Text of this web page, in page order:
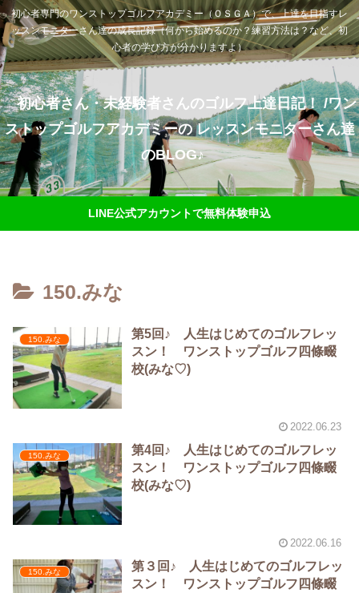
初心者専門のワンストップゴルフアカデミー（ＯＳＧＡ）で、上達を目指すレ
ッスンモニターさん達の成長記録（何から始めるのか？練習方法は？など、初
心者の学び方が分かりますよ）
初心者さん・未経験者さんのゴルフ上達日記！ /ワン
ストップゴルフアカデミーの レッスンモニターさん達
のBLOG♪
LINE公式アカウントで無料体験申込
150.みな
150.みな
第5回♪ 人生はじめてのゴルフレッ
スン！ ワンストップゴルフ四條畷
校(みな♡)
2022.06.23
150.みな
第4回♪ 人生はじめてのゴルフレッ
スン！ ワンストップゴルフ四條畷
校(みな♡)
2022.06.16
150.みな
第３回♪ 人生はじめてのゴルフレッ
スン！ ワンストップゴルフ四條畷